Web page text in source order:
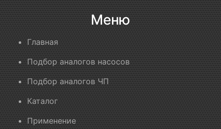
Меню
Главная
Подбор аналогов насосов
Подбор аналогов ЧП
Каталог
Применение